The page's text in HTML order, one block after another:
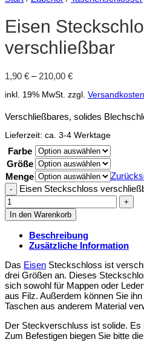
Eisen
verschließbar
1,90 € – 210,00 €
inkl. 19% MwSt. zzgl. Versandkosten
Verschließbares, solides
Lieferzeit: ca. 3-4 Werktage
Farbe
Größe
Menge
Eisen Steckschloss
In den Warenkorb
Beschreibung
Zusätzliche Information
Das Eisen Steckschloss ist
drei Größen an. Dieses
sich sowohl für Mappen oder
aus Filz. Außerdem können Sie
Taschen aus anderem Material
Der Steckverschluss ist solide.
Zum Befestigen biegen Sie bitte